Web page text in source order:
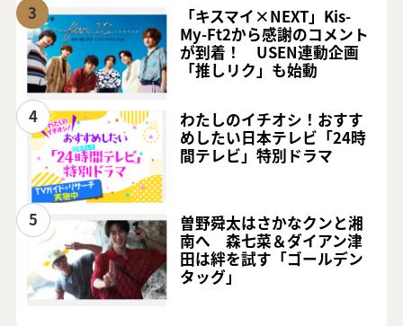
3
「キスマイ×NEXT」Kis-
My-Ft2から感謝のコメント
が到着！ USEN連動企画
「推しリク」も始動
4
わたしのイチオシ！おすす
めしたい日本テレビ「24時
間テレビ」特別ドラマ
5
曽野舜太はさかなクンと湘
南へ 森七菜＆ダイアン津
田は絆を試す「ゴールデン
タッグ」